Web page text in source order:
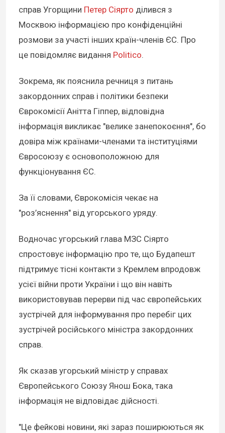
справ Угорщини Петер Сіярто ділився з
Москвою інформацією про конфіденційні
розмови за участі інших країн-членів ЄС. Про
це повідомляє видання Politico.
Зокрема, як пояснила речниця з питань
закордонних справ і політики безпеки
Єврокомісії Анітта Гіппер, відповідна
інформація викликає "велике занепокоєння", бо
довіра між країнами-членами та інституціями
Євросоюзу є основоположною для
функціонування ЄС.
За її словами, Єврокомісія чекає на
"роз’яснення" від угорського уряду.
Водночас угорський глава МЗС Сіярто
спростовує інформацію про те, що Будапешт
підтримує тісні контакти з Кремлем впродовж
усієї війни проти України і що він навіть
використовував перерви під час європейських
зустрічей для інформування про перебіг цих
зустрічей російського міністра закордонних
справ.
Як сказав угорський міністр у справах
Європейського Союзу Янош Бока, така
інформація не відповідає дійсності.
"Це фейкові новини, які зараз поширюються як